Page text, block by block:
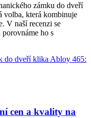
zámku do dveří
volba, která kombinuje
V naší recenzi se
ho s
do dveří klika Abloy 465:
cen a kvality na